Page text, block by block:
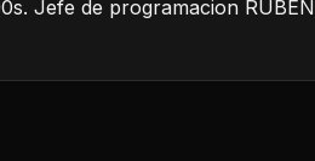
Jefe de programacion RUBEN